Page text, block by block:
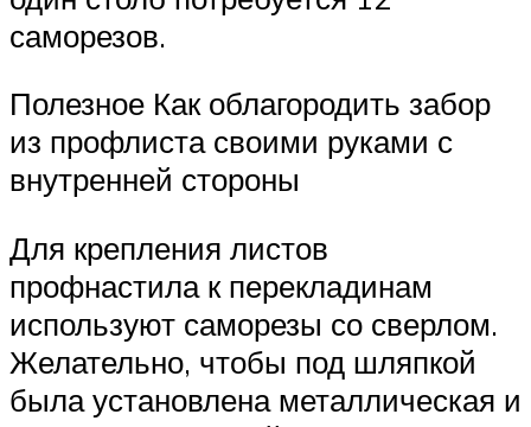
саморезов.
Полезное Как облагородить забор
из профлиста своими руками с
внутренней стороны
Для крепления листов
профнастила к перекладинам
используют саморезы со сверлом.
Желательно, чтобы под шляпкой
была установлена металлическая и